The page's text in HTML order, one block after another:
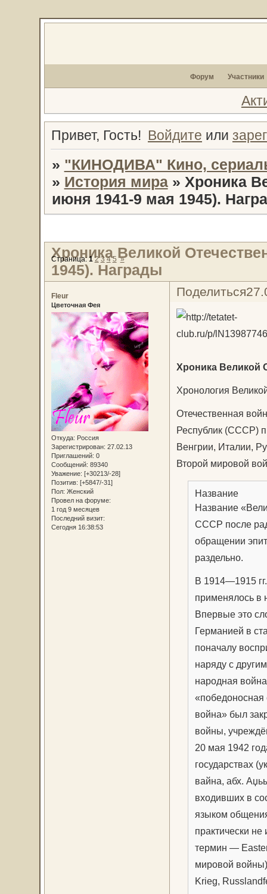
Форум Участники
Привет, Гость! Войдите или
» "КИНОДИВА" Кино,
» История мира » Хроника
июня 1941-9 мая 1945).
Хроника Великой
1945). Награды
Страница:1 2 3 4 5 »
Поделиться
Fleur
Цветочная Фея
Откуда: Россия
Зарегистрирован: 27.02.13
Приглашений: 0
Сообщений: 89340
Уважение: [+30213/-28]
Позитив: [+5847/-31]
Пол: Женский
Провел на форуме:
1 год 9 месяцев
Последний визит:
Сегодня 16:38:53
Хроника Великой
Хронология
Отечественная
Республик (СССР)
Венгрии, Италии,
Второй мировой
Название
Название
СССР после
обращении
раздельно.
В 1914—1915
применялось в
Впервые это
Германией в
поначалу
наряду с
народная
«победоносная
война» был
войны,
20 мая 1942
государствах
вайна, абх.
входивших в
языком
практически
термин —
мировой
Krieg,